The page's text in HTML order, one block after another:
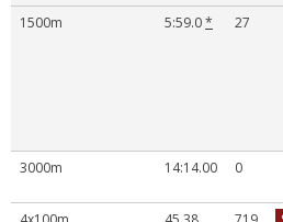
1500m
5:59.0* 27
3000m
14:14.00 0